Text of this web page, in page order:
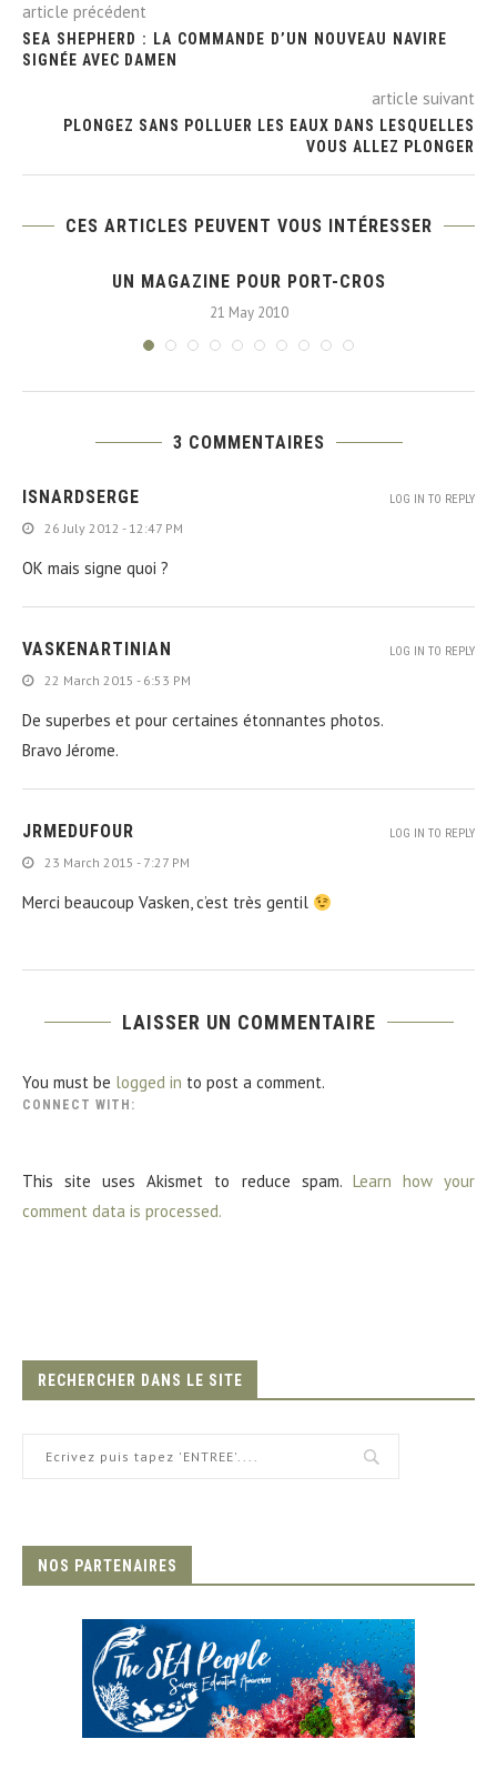
article précédent
SEA SHEPHERD : LA COMMANDE D’UN NOUVEAU NAVIRE
SIGNÉE AVEC DAMEN
article suivant
PLONGEZ SANS POLLUER LES EAUX DANS LESQUELLES
VOUS ALLEZ PLONGER
CES ARTICLES PEUVENT VOUS INTÉRESSER
UN MAGAZINE POUR PORT-CROS
21 May 2010
3 COMMENTAIRES
ISNARDSERGE
26 July 2012 - 12:47 PM
OK mais signe quoi ?
LOG IN TO REPLY
VASKENARTINIAN
22 March 2015 - 6:53 PM
De superbes et pour certaines étonnantes photos.
Bravo Jérome.
LOG IN TO REPLY
JRMEDUFOUR
23 March 2015 - 7:27 PM
Merci beaucoup Vasken, c’est très gentil
LOG IN TO REPLY
LAISSER UN COMMENTAIRE
You must be logged in to post a comment.
CONNECT WITH:
This site uses Akismet to reduce spam. Learn how your
comment data is processed.
RECHERCHER DANS LE SITE
NOS PARTENAIRES